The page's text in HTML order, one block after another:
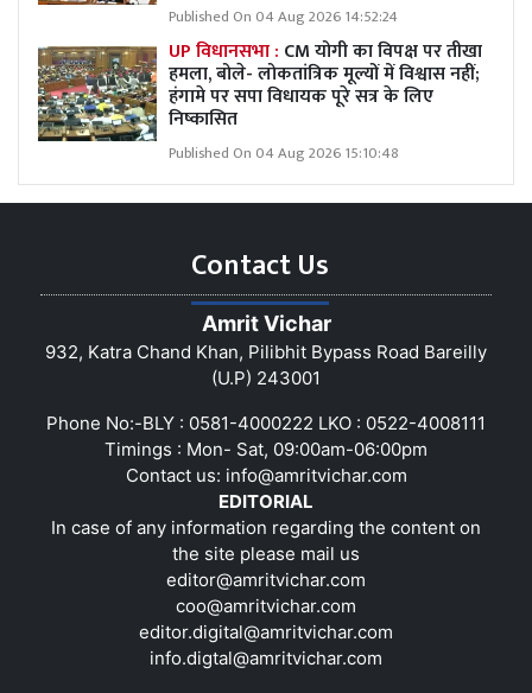
Published On 04 Aug 2026 14:52:24
UP विधानसभा : CM योगी का विपक्ष पर तीखा
हमला, बोले- लोकतांत्रिक मूल्यों में विश्वास नहीं;
हंगामे पर सपा विधायक पूरे सत्र के लिए
निष्कासित
Published On 04 Aug 2026 15:10:48
Contact Us
Amrit Vichar
932, Katra Chand Khan, Pilibhit Bypass Road Bareilly
(U.P) 243001
Phone No:-BLY : 0581-4000222 LKO : 0522-4008111
Timings : Mon- Sat, 09:00am-06:00pm
Contact us: info@amritvichar.com
EDITORIAL
In case of any information regarding the content on
the site please mail us
editor@amritvichar.com
coo@amritvichar.com
editor.digital@amritvichar.com
info.digtal@amritvichar.com